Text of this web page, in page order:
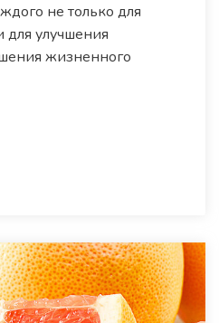
не только для
для улучшения
жизненного